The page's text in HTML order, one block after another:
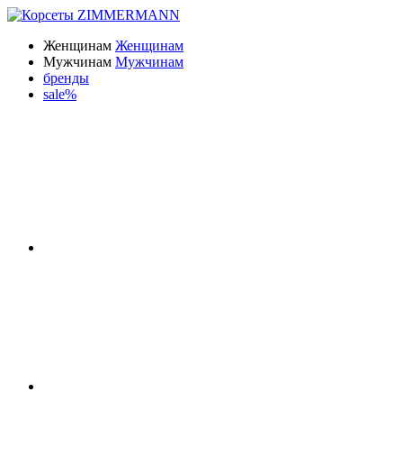
Женщинам Женщинам
Мужчинам Мужчинам
бренды
sale%